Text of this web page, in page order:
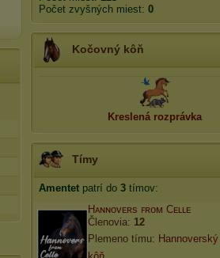
Počet zvyšných miest: 0
Kočovný kôň
Kreslená rozprávka
Tímy
Amentet patrí do 3 tímov:
Hᴀɴɴᴏᴠᴇʀs ꜰʀᴏᴍ Cᴇʟʟᴇ
Členovia: 12
Plemeno tímu: Hannoverský